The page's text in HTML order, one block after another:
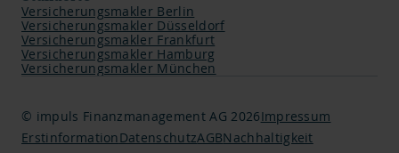
Versicherungsmakler Berlin
Versicherungsmakler Düsseldorf
Versicherungsmakler Frankfurt
Versicherungsmakler Hamburg
Versicherungsmakler München
© impuls Finanzmanagement AG 2026Impressum
ErstinformationDatenschutzAGBNachhaltigkeit